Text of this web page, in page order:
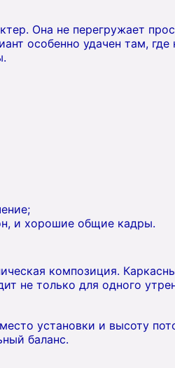
Она не перегружает
особенно удачен там,
и хорошие общие кадры.
композиция.
не только для одного
установки и высоту
баланс.